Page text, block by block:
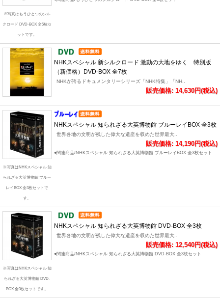
※写真はもうひとつのシル
クロード DVD-BOX 全5枚セ
ットです。
NHKスペシャル 新シルクロード 激動の大地をゆく 特別版
（新価格）DVD-BOX 全7枚
NHKが誇るドキュメンタリーシリーズ「NHK特集」「NH..
販売価格: 14,630円(税込)
※写真はNHKスペシャル 知
られざる大英博物館 ブルー
レイBOX 全3枚セットで
す。
NHKスペシャル 知られざる大英博物館 ブルーレイBOX 全3枚
世界各地の文明が残した偉大な遺産を収めた世界最大..
販売価格: 14,190円(税込)
●関連商品/NHKスペシャル 知られざる大英博物館 ブルーレイBOX 全3枚セット
※写真はNHKスペシャル 知
られざる大英博物館 DVD-
BOX 全3枚セットです。
NHKスペシャル 知られざる大英博物館 DVD-BOX 全3枚
世界各地の文明が残した偉大な遺産を収めた世界最大..
販売価格: 12,540円(税込)
●関連商品/NHKスペシャル 知られざる大英博物館 DVD-BOX 全3枚セット